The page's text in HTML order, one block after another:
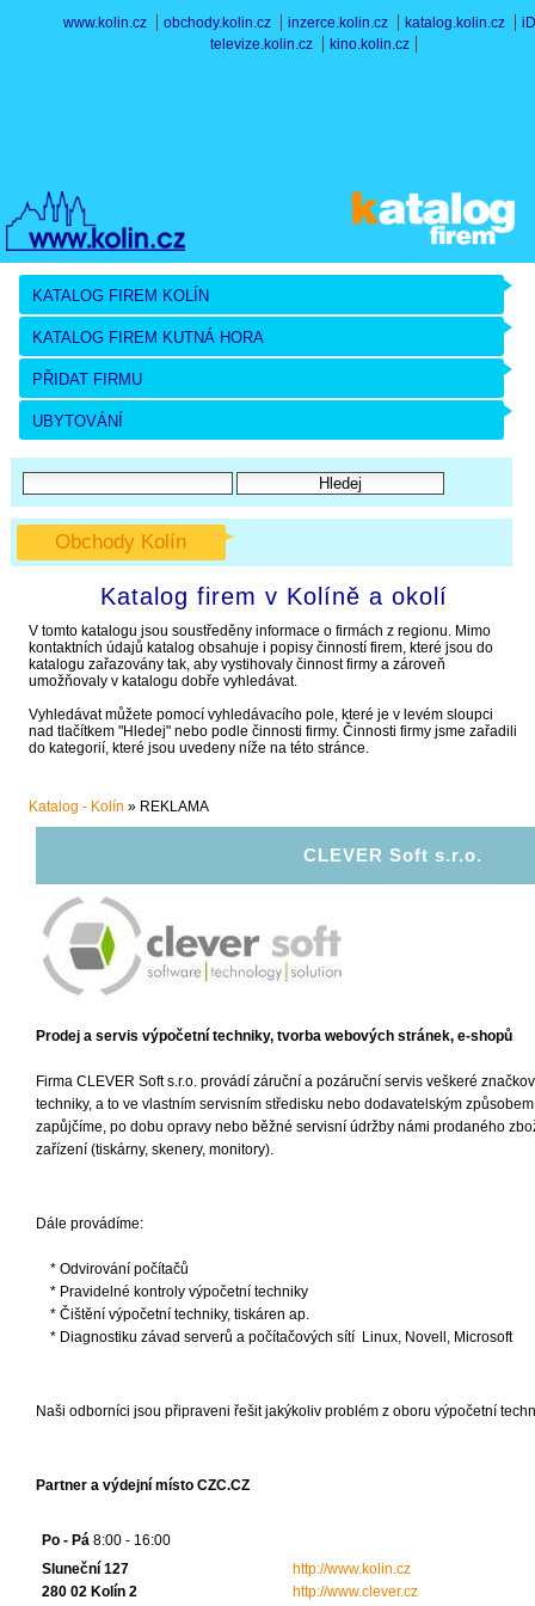
www.kolin.cz obchody.kolin.cz inzerce.kolin.cz katalog.kolin.cz
televize.kolin.cz
kino.kolin.cz
KATALOG FIREM KOLÍN
KATALOG FIREM KUTNÁ HORA
PŘIDAT FIRMU
UBYTOVÁNÍ
Obchody Kolín
Katalog firem v Kolíně a okolí
V tomto katalogu jsou soustředěny informace o firmách z regionu. Mimo
kontaktních údajů katalog obsahuje i popisy činností firem, které jsou do
katalogu zařazovány tak, aby vystihovaly činnost firmy a zároveň
umožňovaly v katalogu dobře vyhledávat.
Vyhledávat můžete pomocí vyhledávacího pole, které je v levém sloupci
nad tlačítkem "Hledej" nebo podle činnosti firmy. Činnosti firmy jsme zařadili
do kategorií, které jsou uvedeny níže na této stránce.
Katalog - Kolín » REKLAMA
CLEVER Soft s.r.o.
Prodej a servis výpočetní techniky, tvorba webových stránek, e-shopů
Firma CLEVER Soft s.r.o. provádí záruční a pozáruční servis veškeré
techniky, a to ve vlastním servisním středisku nebo dodavatelským
zapůjčíme, po dobu opravy nebo běžné servisní údržby námi prodaného
zařízení (tiskárny, skenery, monitory).
Dále provádíme:
* Odvirování počítačů
* Pravidelné kontroly výpočetní techniky
* Čištění výpočetní techniky, tiskáren ap.
* Diagnostiku závad serverů a počítačových sítí Linux, Novell, Microsoft
Naši odborníci jsou připraveni řešit jakýkoliv problém z oboru výpočetní
Partner a výdejní místo CZC.CZ
Po - Pá 8:00 - 16:00
Sluneční 127
280 02 Kolín 2
http://www.kolin.cz
http://www.clever.cz